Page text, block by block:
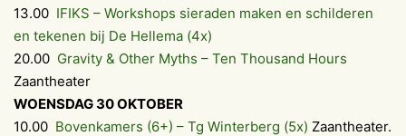
13.00 IFIKS – Workshops sieraden maken en schilderen
en tekenen bij De Hellema (4x)
20.00 Gravity & Other Myths – Ten Thousand Hours
Zaantheater
WOENSDAG 30 OKTOBER
10.00 Bovenkamers (6+) – Tg Winterberg (5x) Zaantheater.